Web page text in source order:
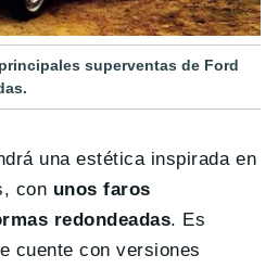
superventas de Ford
una estética inspirada en
con unos faros
redondeadas. Es
cuente con versiones